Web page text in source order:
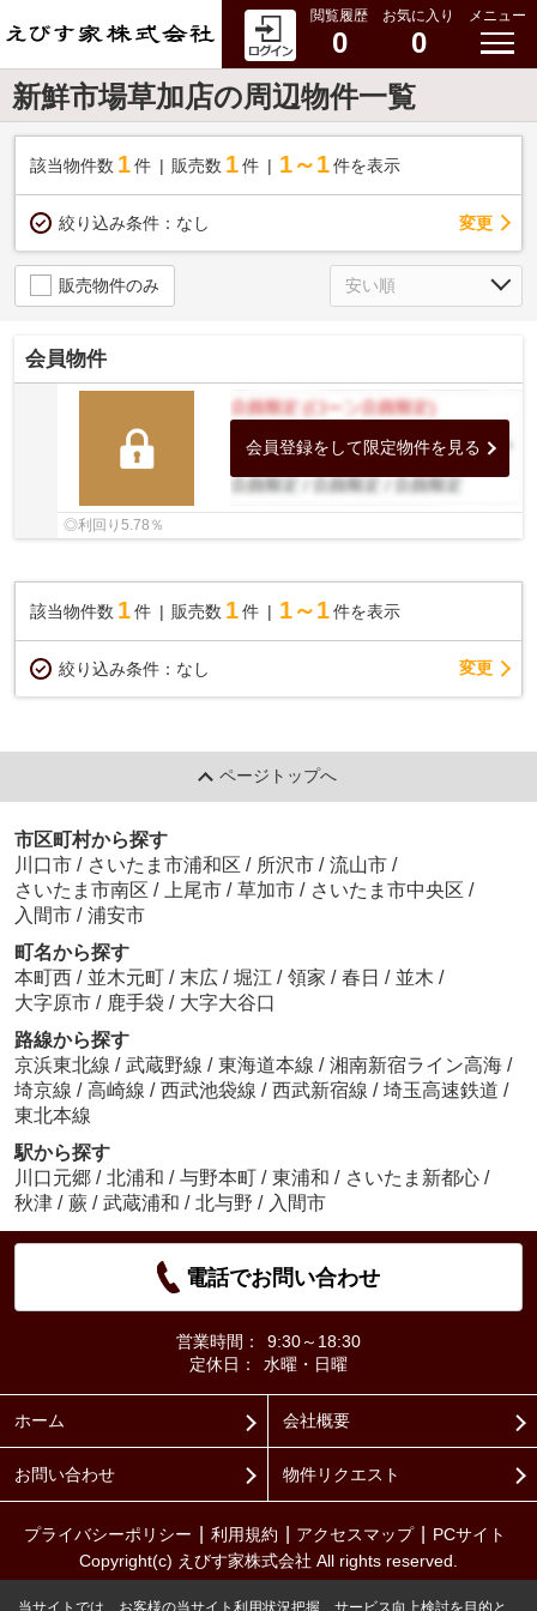
閲覧履歴
0
お気に入り
0
メニュー
新鮮市場草加店の周辺物件一覧
該当物件数 1件 販売数 1 件 1～1 件を表示
絞り込み条件： なし 変更
販売物件のみ
会員物件
会員登録をして限定物件を見る
◎利回り5.78％
該当物件数 1件 販売数 1 件 1～1 件を表示
絞り込み条件： なし 変更
ページトップへ
市区町村から探す
川口市 / さいたま市浦和区 / 所沢市 / 流山市 /
さいたま市南区 / 上尾市 / 草加市 / さいたま市中央区 /
入間市 / 浦安市
町名から探す
本町西 / 並木元町 / 末広 / 堀江 / 領家 / 春日 / 並木 /
大字原市 / 鹿手袋 / 大字大谷口
路線から探す
京浜東北線 / 武蔵野線 / 東海道本線 / 湘南新宿ライン高海 /
埼京線 / 高崎線 / 西武池袋線 / 西武新宿線 / 埼玉高速鉄道 /
東北本線
駅から探す
川口元郷 / 北浦和 / 与野本町 / 東浦和 / さいたま新都心 /
秋津 / 蕨 / 武蔵浦和 / 北与野 / 入間市
電話でお問い合わせ
営業時間：
9:30～18:30
定休日：
水曜・日曜
ホーム 会社概要
お問い合わせ 物件リクエスト
プライバシーポリシー 利用規約 アクセスマップ
PCサイト
Copyright(c) えびす家株式会社 All rights reserved.
当サイトでは、お客様の当サイト利用状況把握、サービス向上検討を目的と